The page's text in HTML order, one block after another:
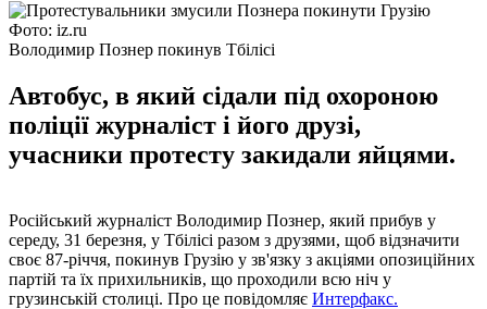
Фото: iz.ru
Володимир Познер покинув Тбілісі
Автобус, в який сідали під охороною
поліції журналіст і його друзі,
учасники протесту закидали яйцями.
Російський журналіст Володимир Познер, який прибув у
середу, 31 березня, у Тбілісі разом з друзями, щоб відзначити
своє 87-річчя, покинув Грузію у зв'язку з акціями опозиційних
партій та їх прихильників, що проходили всю ніч у
грузинській столиці. Про це повідомляє Интерфакс.